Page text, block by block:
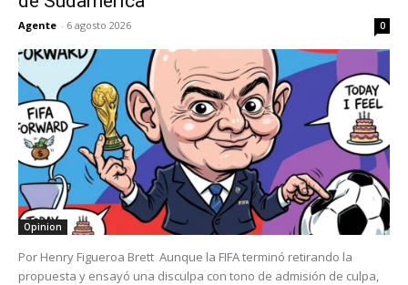
Agente - 6 agosto 2026 0
Opinion
Por Henry Figueroa Brett Aunque la FIFA terminó retirando la
propuesta y ensayó una disculpa con tono de admisión de culpa,